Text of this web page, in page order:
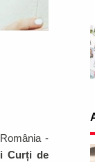
-
Curți de